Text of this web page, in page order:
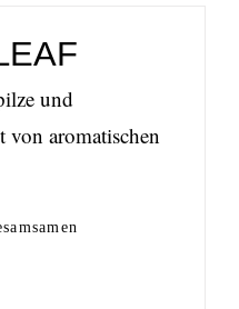
und
von aromatischen